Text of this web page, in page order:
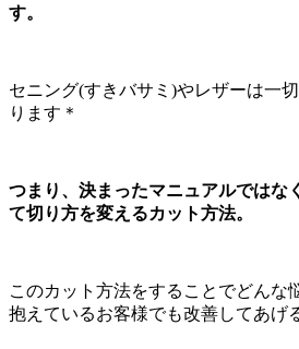
す。
セニング(すきバサミ)やレザーは一
ります＊
つまり、決まったマニュアルではな
て切り方を変えるカット方法。
このカット方法をすることでどんな
抱えているお客様でも改善してあげ